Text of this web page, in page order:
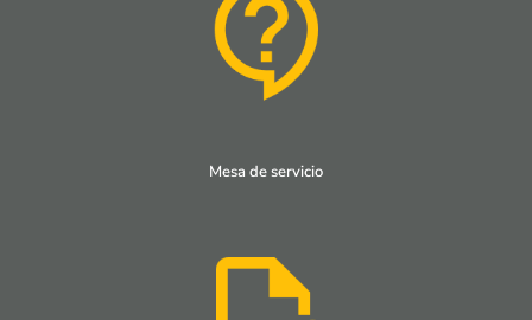
Mesa de servicio